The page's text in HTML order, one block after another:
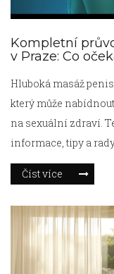
Kompletní
v Praze: Co
Hluboká masáž
který může
na sexuální zdraví.
informace, tipy a
očekávat během
vaše tělo i mysl.
druh masáže, aby
Číst více